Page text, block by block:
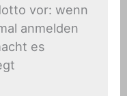
vor: wenn
anmelden
es